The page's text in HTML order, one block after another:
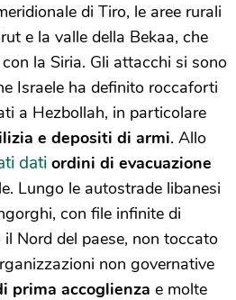
di Tiro, le aree rurali
e la valle della Bekaa, che
la Siria. Gli attacchi si sono
Israele ha definito roccaforti
a Hezbollah, in particolare
e depositi di armi. Allo
dati ordini di evacuazione
Lungo le autostrade libanesi
con file infinite di
Nord del paese, non toccato
non governative
prima accoglienza e molte